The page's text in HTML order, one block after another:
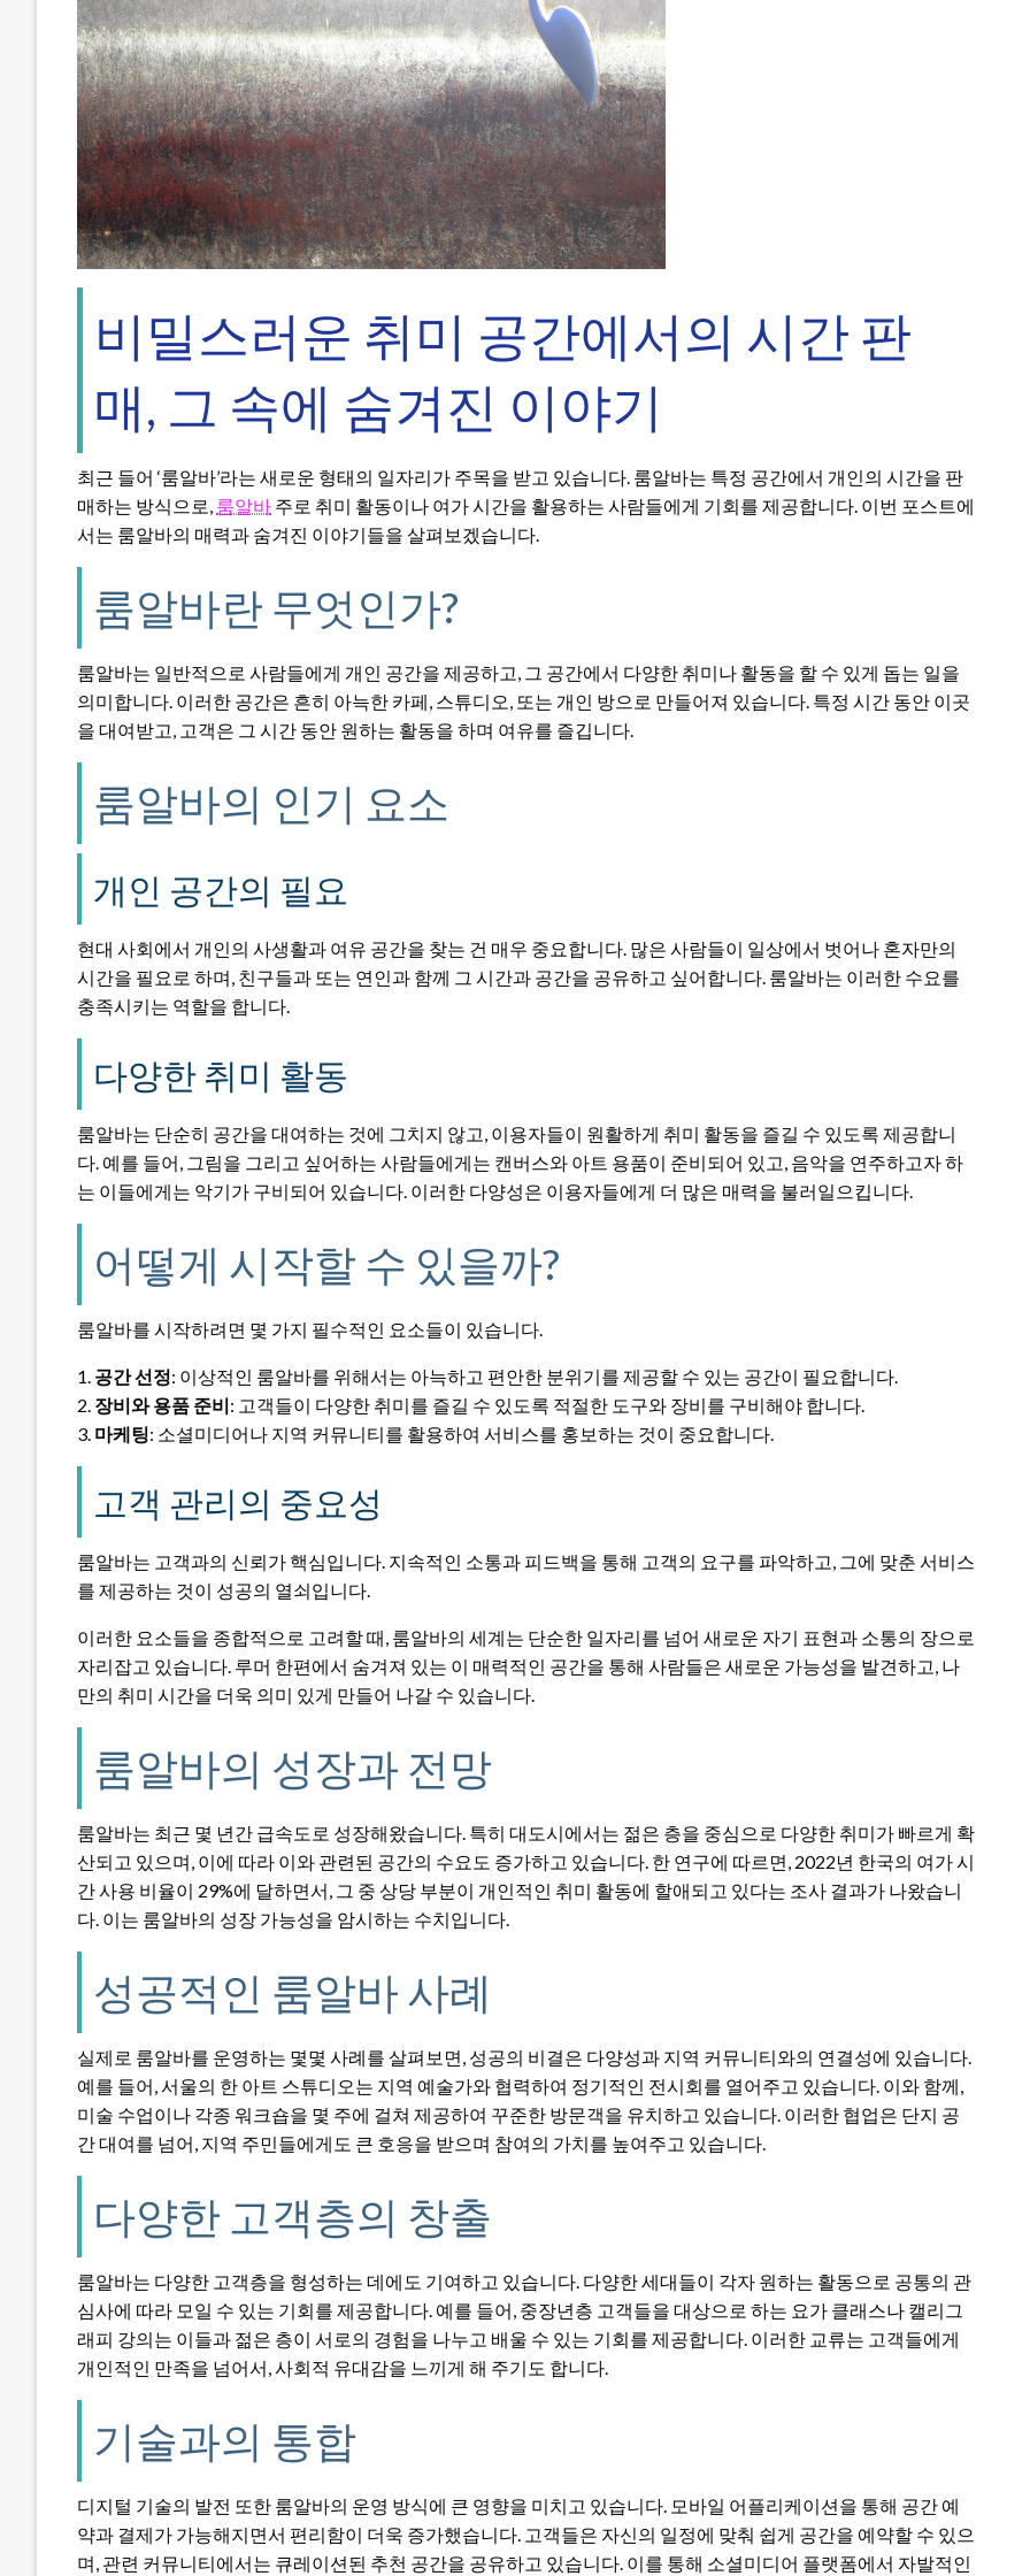
비밀스러운 취미 공간에서의 시간 판
매, 그 속에 숨겨진 이야기
최근 들어 ‘룸알바’라는 새로운 형태의 일자리가 주목을 받고 있습니다. 룸알바는 특정 공간에서 개인의 시간을 판
매하는 방식으로, 룸알바 주로 취미 활동이나 여가 시간을 활용하는 사람들에게 기회를 제공합니다. 이번 포스트에
서는 룸알바의 매력과 숨겨진 이야기들을 살펴보겠습니다.
룸알바란 무엇인가?
룸알바는 일반적으로 사람들에게 개인 공간을 제공하고, 그 공간에서 다양한 취미나 활동을 할 수 있게 돕는 일을
의미합니다. 이러한 공간은 흔히 아늑한 카페, 스튜디오, 또는 개인 방으로 만들어져 있습니다. 특정 시간 동안 이곳
을 대여받고, 고객은 그 시간 동안 원하는 활동을 하며 여유를 즐깁니다.
룸알바의 인기 요소
개인 공간의 필요
현대 사회에서 개인의 사생활과 여유 공간을 찾는 건 매우 중요합니다. 많은 사람들이 일상에서 벗어나 혼자만의
시간을 필요로 하며, 친구들과 또는 연인과 함께 그 시간과 공간을 공유하고 싶어합니다. 룸알바는 이러한 수요를
충족시키는 역할을 합니다.
다양한 취미 활동
룸알바는 단순히 공간을 대여하는 것에 그치지 않고, 이용자들이 원활하게 취미 활동을 즐길 수 있도록 제공합니
다. 예를 들어, 그림을 그리고 싶어하는 사람들에게는 캔버스와 아트 용품이 준비되어 있고, 음악을 연주하고자 하
는 이들에게는 악기가 구비되어 있습니다. 이러한 다양성은 이용자들에게 더 많은 매력을 불러일으킵니다.
어떻게 시작할 수 있을까?
룸알바를 시작하려면 몇 가지 필수적인 요소들이 있습니다.
1. 공간 선정: 이상적인 룸알바를 위해서는 아늑하고 편안한 분위기를 제공할 수 있는 공간이 필요합니다.
2. 장비와 용품 준비: 고객들이 다양한 취미를 즐길 수 있도록 적절한 도구와 장비를 구비해야 합니다.
3. 마케팅: 소셜미디어나 지역 커뮤니티를 활용하여 서비스를 홍보하는 것이 중요합니다.
고객 관리의 중요성
룸알바는 고객과의 신뢰가 핵심입니다. 지속적인 소통과 피드백을 통해 고객의 요구를 파악하고, 그에 맞춘 서비스
를 제공하는 것이 성공의 열쇠입니다.
이러한 요소들을 종합적으로 고려할 때, 룸알바의 세계는 단순한 일자리를 넘어 새로운 자기 표현과 소통의 장으로
자리잡고 있습니다. 루머 한편에서 숨겨져 있는 이 매력적인 공간을 통해 사람들은 새로운 가능성을 발견하고, 나
만의 취미 시간을 더욱 의미 있게 만들어 나갈 수 있습니다.
룸알바의 성장과 전망
룸알바는 최근 몇 년간 급속도로 성장해왔습니다. 특히 대도시에서는 젊은 층을 중심으로 다양한 취미가 빠르게 확
산되고 있으며, 이에 따라 이와 관련된 공간의 수요도 증가하고 있습니다. 한 연구에 따르면, 2022년 한국의 여가 시
간 사용 비율이 29%에 달하면서, 그 중 상당 부분이 개인적인 취미 활동에 할애되고 있다는 조사 결과가 나왔습니
다. 이는 룸알바의 성장 가능성을 암시하는 수치입니다.
성공적인 룸알바 사례
실제로 룸알바를 운영하는 몇몇 사례를 살펴보면, 성공의 비결은 다양성과 지역 커뮤니티와의 연결성에 있습니다.
예를 들어, 서울의 한 아트 스튜디오는 지역 예술가와 협력하여 정기적인 전시회를 열어주고 있습니다. 이와 함께,
미술 수업이나 각종 워크숍을 몇 주에 걸쳐 제공하여 꾸준한 방문객을 유치하고 있습니다. 이러한 협업은 단지 공
간 대여를 넘어, 지역 주민들에게도 큰 호응을 받으며 참여의 가치를 높여주고 있습니다.
다양한 고객층의 창출
룸알바는 다양한 고객층을 형성하는 데에도 기여하고 있습니다. 다양한 세대들이 각자 원하는 활동으로 공통의 관
심사에 따라 모일 수 있는 기회를 제공합니다. 예를 들어, 중장년층 고객들을 대상으로 하는 요가 클래스나 캘리그
래피 강의는 이들과 젊은 층이 서로의 경험을 나누고 배울 수 있는 기회를 제공합니다. 이러한 교류는 고객들에게
개인적인 만족을 넘어서, 사회적 유대감을 느끼게 해 주기도 합니다.
기술과의 통합
디지털 기술의 발전 또한 룸알바의 운영 방식에 큰 영향을 미치고 있습니다. 모바일 어플리케이션을 통해 공간 예
약과 결제가 가능해지면서 편리함이 더욱 증가했습니다. 고객들은 자신의 일정에 맞춰 쉽게 공간을 예약할 수 있으
며, 관련 커뮤니티에서는 큐레이션된 추천 공간을 공유하고 있습니다. 이를 통해 소셜미디어 플랫폼에서 자발적인